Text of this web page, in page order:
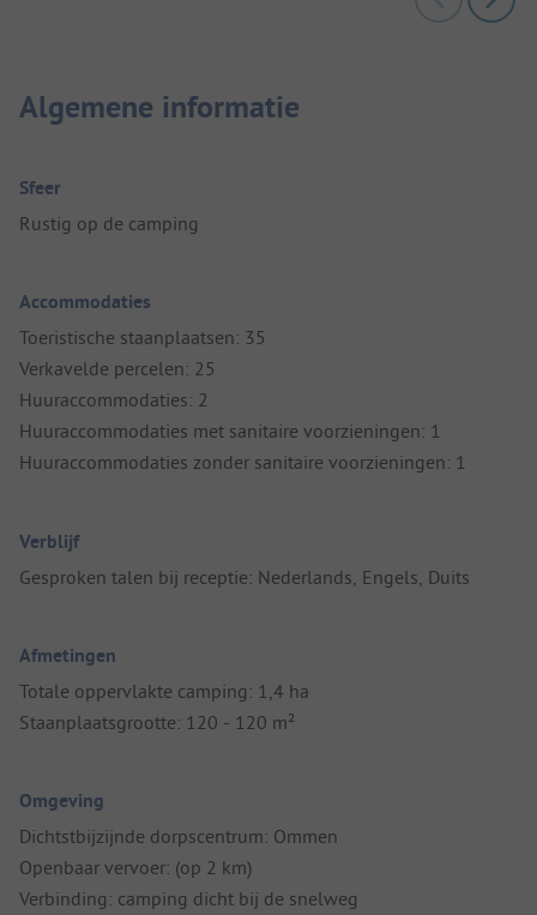
Algemene informatie
Sfeer
Rustig op de camping
Accommodaties
Toeristische staanplaatsen: 35
Verkavelde percelen: 25
Huuraccommodaties: 2
Huuraccommodaties met sanitaire voorzieningen: 1
Huuraccommodaties zonder sanitaire voorzieningen: 1
Verblijf
Gesproken talen bij receptie: Nederlands, Engels, Duits
Afmetingen
Totale oppervlakte camping: 1,4 ha
Staanplaatsgrootte: 120 - 120 m²
Omgeving
Dichtstbijzijnde dorpscentrum: Ommen
Openbaar vervoer: (op 2 km)
Verbinding: camping dicht bij de snelweg